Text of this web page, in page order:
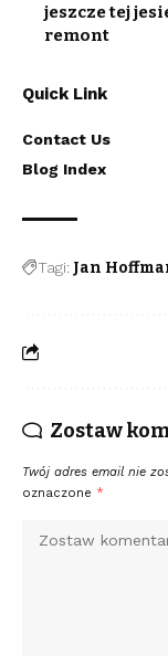
jeszcze tej
remont
Quick Link
Contact Us
Blog Index
Tagi: Jan
Zostaw
Twój adres email nie
oznaczone *